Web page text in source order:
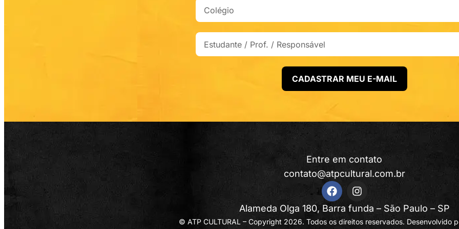
CADASTRAR MEU E-MAIL
Entre em contato
contato@atpcultural.com.br
Alameda Olga 180, Barra funda – São Paulo – SP
© ATP CULTURAL – Copyright 2026. Todos os direitos reservados. Desenvolvido